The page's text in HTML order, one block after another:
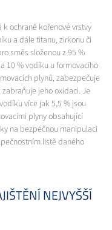
ochraně kořenové vrstvy
a dále titanu, zirkonu či
směs složenou z 95 %
10 % vodíku u formovacího
plynů, zabezpečuje
jeho oxidaci. Je
více jak 5,5 % jsou
plyny obsahující
na bezpečnou manipulaci
listě daného
NEJVYŠŠÍ